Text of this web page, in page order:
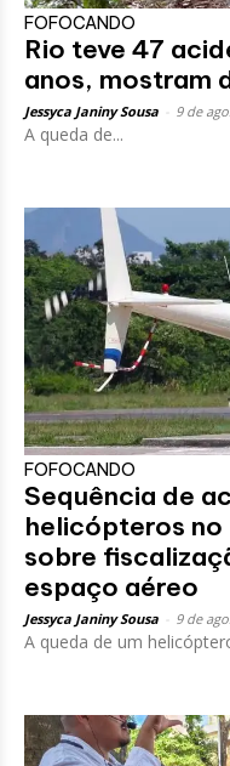
FOFOCANDO
Rio teve 47
anos, mostram
Jessyca Janiny Sousa 9 de
A queda de...
FOFOCANDO
Sequência de
helicópteros
sobre
espaço aéreo
Jessyca Janiny Sousa 9 de
A queda de um